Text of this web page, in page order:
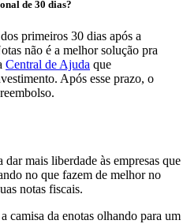
de 30 dias?
primeiros 30 dias após a
não é a melhor solução pra
Central de Ajuda que
Após esse prazo, o
mais liberdade às empresas que
no que fazem de melhor no
notas fiscais.